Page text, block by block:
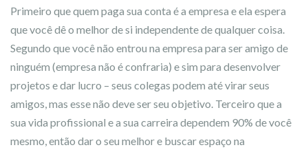
Primeiro que quem paga sua conta é a empresa e ela espera
que você dê o melhor de si independente de qualquer coisa.
Segundo que você não entrou na empresa para ser amigo de
ninguém (empresa não é confraria) e sim para desenvolver
projetos e dar lucro – seus colegas podem até virar seus
amigos, mas esse não deve ser seu objetivo. Terceiro que a
sua vida profissional e a sua carreira dependem 90% de você
mesmo, então dar o seu melhor e buscar espaço na